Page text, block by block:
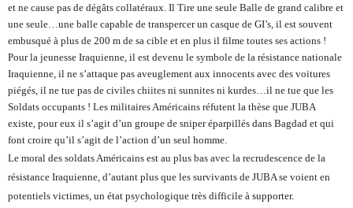
et ne cause pas de dégâts collatéraux. Il Tire une seule Balle de grand calibre et
une seule…une balle capable de transpercer un casque de GI’s, il est souvent
embusqué à plus de 200 m de sa cible et en plus il filme toutes ses actions !
Pour la jeunesse Iraquienne, il est devenu le symbole de la résistance nationale
Iraquienne, il ne s’attaque pas aveuglement aux innocents avec des voitures
piégés, il ne tue pas de civiles chiites ni sunnites ni kurdes…il ne tue que les
Soldats occupants ! Les militaires Américains réfutent la thèse que JUBA
existe, pour eux il s’agit d’un groupe de sniper éparpillés dans Bagdad et qui
font croire qu’il s’agit de l’action d’un seul homme.
Le moral des soldats Américains est au plus bas avec la recrudescence de la
résistance Iraquienne, d’autant plus que les survivants de JUBA se voient en
potentiels victimes, un état psychologique très difficile à supporter.